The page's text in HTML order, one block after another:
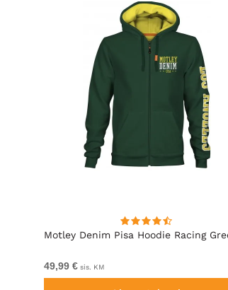
Motley Denim Pisa Hoodie Racing
49,99 € sis. KM